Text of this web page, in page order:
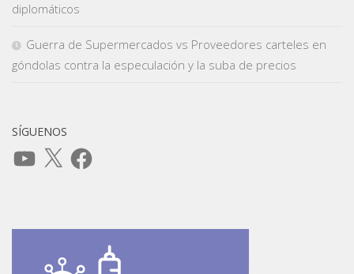
diplomáticos
Guerra de Supermercados vs Proveedores carteles en
góndolas contra la especulación y la suba de precios
SÍGUENOS
YouTube
X Facebook